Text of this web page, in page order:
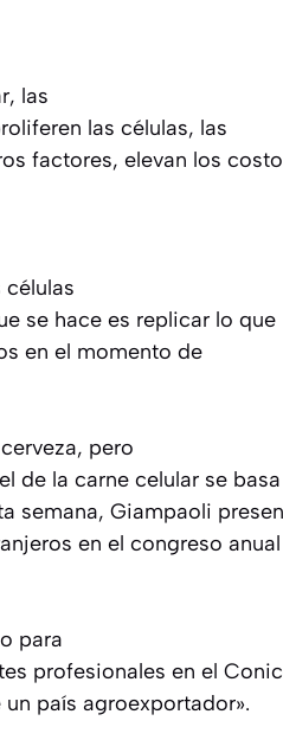
las
las células, las
factores, elevan los
se hace es replicar lo que
en el momento de
pero
de la carne celular se
semana, Giampaoli
en el congreso
para
profesionales en el
país agroexportador».